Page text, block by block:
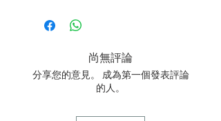
店】
6/ 送貨訂單：本店只提供營業時間內送
貨。運費請參考
常見問題。
7/ 營業時間：請參考本網站
作，不設退換。
尚無評論
分享您的意見。 成為第一個發表評論
的人。